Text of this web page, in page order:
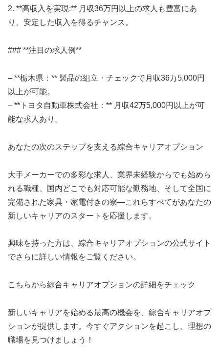
2. **高収入を実現:** 月収36万円以上の求人も豊富にあ
り、安定した収入を得るチャンス。
### **注目の求人例**
– **栃木県：** 製品の組立・チェックで月収36万5,000円
以上が可能。
– **トヨタ自動車株式会社：** 月収42万5,000円以上が可
能な求人あり。
あなたの次のステップを支える綜合キャリアオプション
大手メーカーでの多彩な求人、業界未経験からでも始めら
れる職種、国内どこでも対応可能な勤務地、そして全国に
完備された家具・家電付きの寮―これらすべてがあなたの
新しいキャリアのスタートを応援します。
興味を持った方は、綜合キャリアオプションの公式サイト
でさらに詳しい情報をご覧ください。
こちらから綜合キャリアオプションの詳細をチェック
新しいキャリアを始める最高の機会を、綜合キャリアオプ
ションが提供します。今すぐアクションを起こし、理想の
職場を見つけましょう！